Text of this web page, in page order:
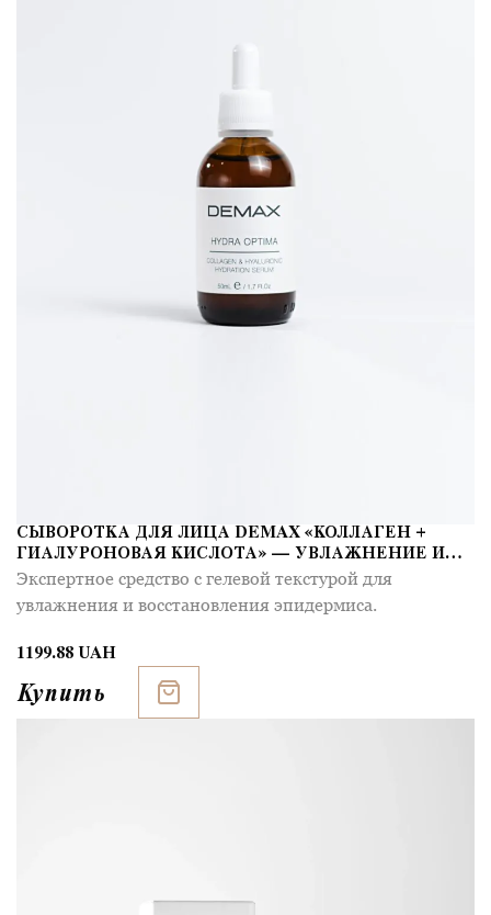
СЫВОРОТКА ДЛЯ ЛИЦА DEMAX «КОЛЛАГЕН +
ГИАЛУРОНОВАЯ КИСЛОТА» — УВЛАЖНЕНИЕ И
УПРУГОСТЬ
Экспертное средство с гелевой текстурой для
увлажнения и восстановления эпидермиса.
1199.88 UAH
Купить